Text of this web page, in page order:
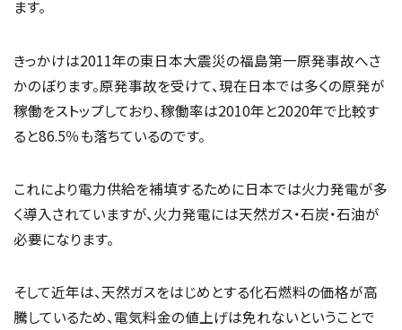
ます。
きっかけは2011年の東日本大震災の福島第一原発事故へさ
かのぼります。原発事故を受けて、現在日本では多くの原発が
稼働をストップしており、稼働率は2010年と2020年で比較す
ると86.5％も落ちているのです。
これにより電力供給を補填するために日本では火力発電が多
く導入されていますが、火力発電には天然ガス・石炭・石油が
必要になります。
そして近年は、天然ガスをはじめとする化石燃料の価格が高
騰しているため、電気料金の値上げは免れないということで